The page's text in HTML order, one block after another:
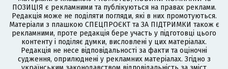
ПОЗИЦІЯ є рекламними та публікуються на правах реклами.
Редакція може не поділяти погляди, які в них промотуються.
Матеріали з плашкою СПЕЦПРОЄКТ та ЗА ПІДТРИМКИ також є
рекламними, проте редакція бере участь у підготовці цього
контенту і поділяє думки, висловлені у цих матеріалах.
Редакція не несе відповідальності за факти та оціночні
судження, оприлюднені у рекламних матеріалах. Згідно з